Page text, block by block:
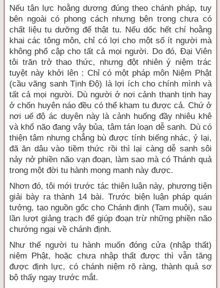
Nếu tận lực hoằng dương đúng theo chánh pháp, tuy
bên ngoài có phong cách nhưng bên trong chưa có
chất liệu tu dưỡng để thật tu. Nếu dốc hết chí hoằng
khai các tông môn, chỉ có lợi cho một số ít người mà
không phổ cập cho tất cả mọi người. Do đó, Đại Viên
tôi trăn trở thao thức, nhưng đột nhiên ý niệm trác
tuyệt này khởi lên : Chỉ có một pháp môn Niệm Phật
(cầu vãng sanh Tịnh Độ) là lợi ích cho chính mình và
tất cả mọi người. Dù người ở nơi cảnh thanh tịnh hay
ở chốn huyên náo đều có thể kham tu được cả. Chứ ở
nơi uế độ ác duyên này là cảnh huống đầy nhiêu khê
và khổ não đang vây bủa, tâm tán loạn dễ sanh. Dù có
thiện tâm nhưng chẳng bù được tính biếng nhác, ỷ lại,
đã ăn dâu vào tiềm thức rồi thì lại càng dễ sanh sôi
nảy nở phiền não vạn đoạn, làm sao mà có Thánh quả
trong một đời tu hành mong manh này được.
Nhơn đó, tôi mới trước tác thiên luận này, phương tiện
giải bày ra thành 14 bài. Trước biện luận pháp quán
tưởng, tạo nguồn gốc cho Chánh định (Tam muội), sau
lần lượt giảng trạch để giúp đoạn trừ những phiền não
chướng ngại về chánh định.
Như thế người tu hành muốn đóng cửa (nhập thất)
niệm Phật, hoặc chưa nhập thất được thì vẫn tăng
được định lực, có chánh niệm rõ ràng, thành quả sơ
bộ thấy ngay trước mắt.